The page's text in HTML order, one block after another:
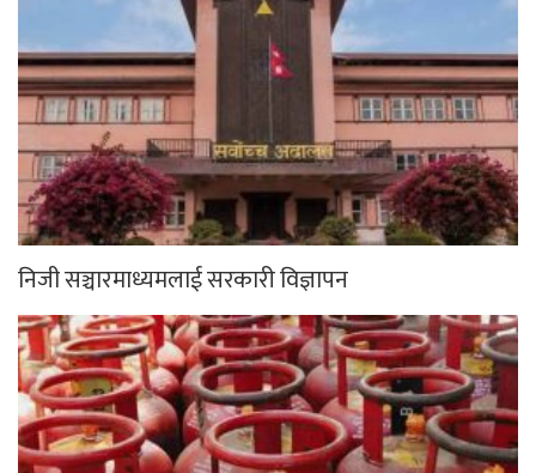
निजी सञ्चारमाध्यमलाई सरकारी विज्ञापन